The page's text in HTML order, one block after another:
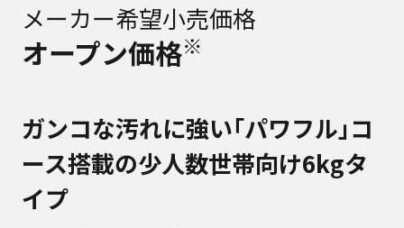
メーカー希望小売価格
オープン価格※
ガンコな汚れに強い｢パワフル｣コ
ース搭載の少人数世帯向け6kgタ
イプ